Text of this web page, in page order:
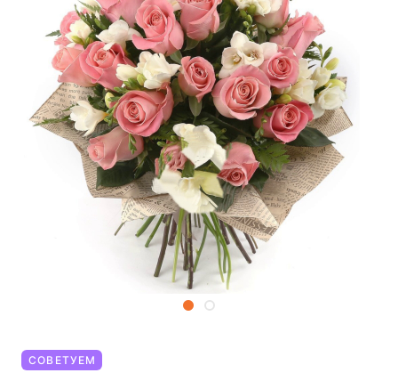
СОВЕТУЕМ